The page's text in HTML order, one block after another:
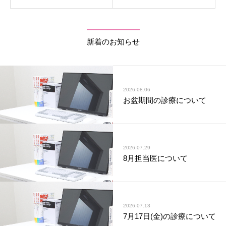
新着のお知らせ
2026.08.06
お盆期間の診療について
2026.07.29
8月担当医について
2026.07.13
7月17日(金)の診療について